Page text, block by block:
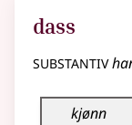
dass
substantiv
kjønn